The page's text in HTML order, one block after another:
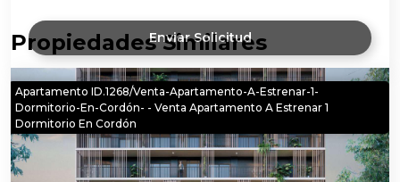
Enviar Solicitud
Propiedades Similares
Apartamento ID.1268/Venta-Apartamento-A-Estrenar-1-
Dormitorio-En-Cordón- - Venta Apartamento A Estrenar 1
Dormitorio En Cordón